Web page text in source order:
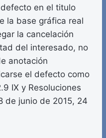
en el titulo
la base gráfica real
la cancelación
del interesado, no
anotación
el defecto como
IX y Resoluciones
de junio de 2015, 24